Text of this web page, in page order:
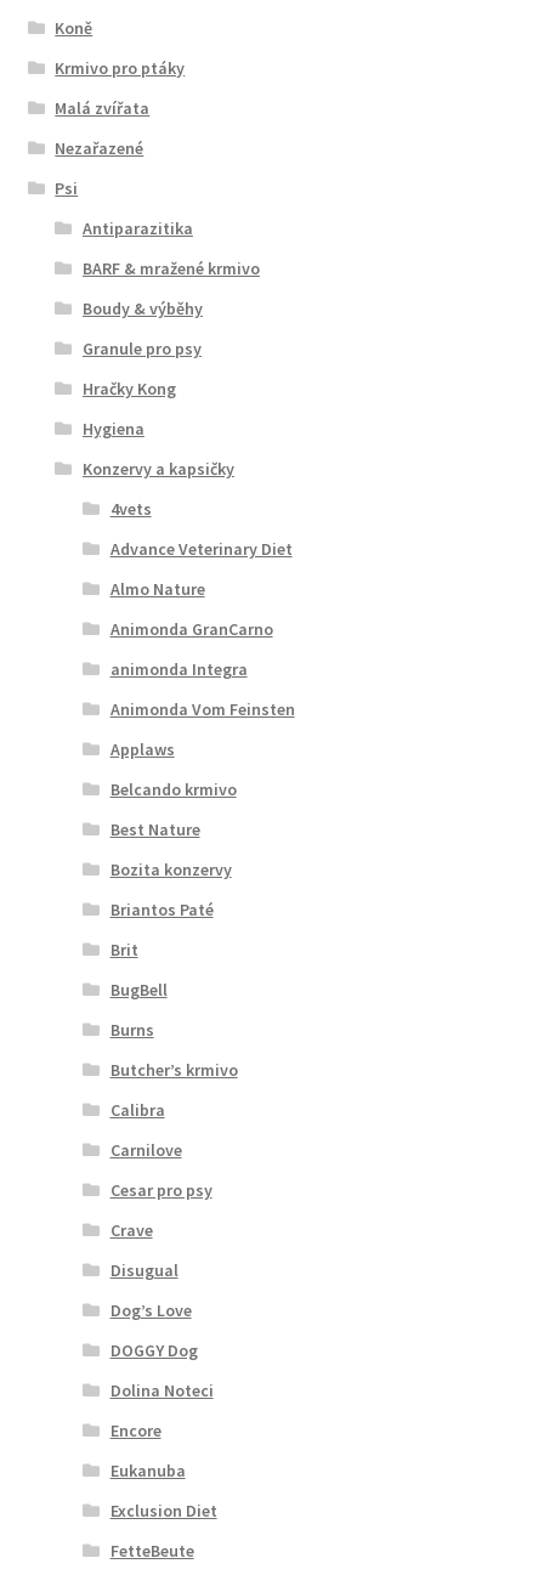
Koně
Krmivo pro ptáky
Malá zvířata
Nezařazené
Psi
Antiparazitika
BARF & mražené krmivo
Boudy & výběhy
Granule pro psy
Hračky Kong
Hygiena
Konzervy a kapsičky
4vets
Advance Veterinary Diet
Almo Nature
Animonda GranCarno
animonda Integra
Animonda Vom Feinsten
Applaws
Belcando krmivo
Best Nature
Bozita konzervy
Briantos Paté
Brit
BugBell
Burns
Butcher’s krmivo
Calibra
Carnilove
Cesar pro psy
Crave
Disugual
Dog’s Love
DOGGY Dog
Dolina Noteci
Encore
Eukanuba
Exclusion Diet
FetteBeute